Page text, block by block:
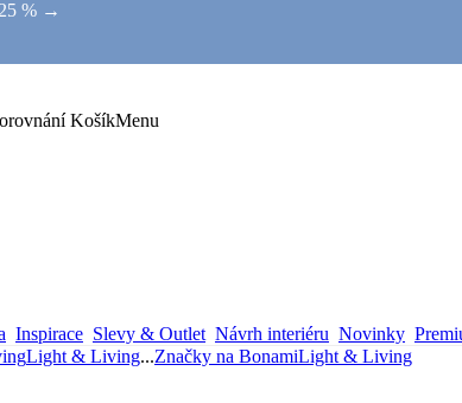
% →
KošíkMenu
Inspirace Slevy & Outlet Návrh interiéru Novinky
Light & Living...Značky na BonamiLight & Living